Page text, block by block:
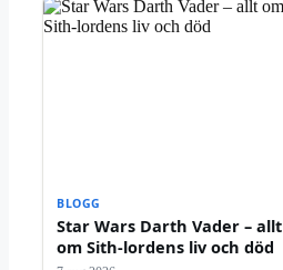
BLOGG
Star Wars Darth Vader – allt
om Sith-lordens liv och död